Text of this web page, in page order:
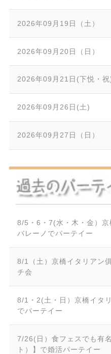
2026年09月19日（土）
2026年09月20日（日）
2026年09月21日(下悦・祝
2026年09月26日(土)
2026年09月27日（日）
8/5・6・7(水・木・金）
バレーノでパーテイー
8/1（土）京橋イタリアン
チ会
8/1・2(土・日）京橋イタ
でパーテイー
7/26(日）食フェスでも有
ト）】で婚活パーテイー